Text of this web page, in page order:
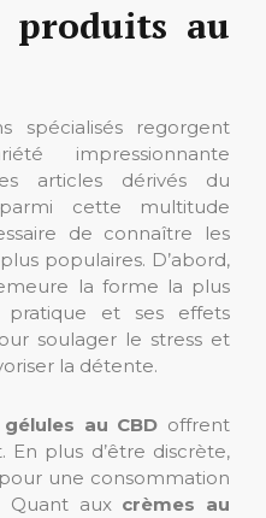
produits au
spécialisés regorgent
impressionnante
articles dérivés du
cette multitude
de connaître les
populaires. D’abord,
la forme la plus
et ses effets
soulager le stress et
la détente.
au CBD offrent
En plus d’être discrète,
une consommation
Quant aux crèmes au